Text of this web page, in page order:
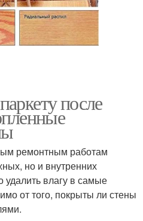
после
ремонтным работам
но и внутренних
удалить влагу в самые
от того, покрыты ли стены